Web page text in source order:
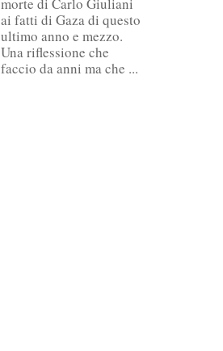
morte di Carlo Giuliani
ai fatti di Gaza di questo
ultimo anno e mezzo.
Una riflessione che
faccio da anni ma che ...